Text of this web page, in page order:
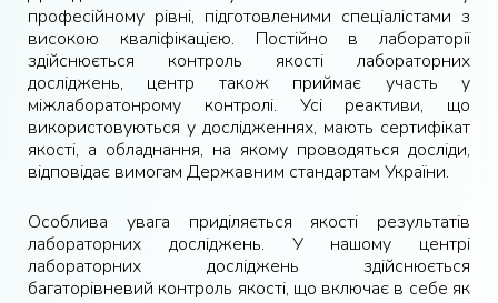
професійному рівні, підготовленими спеціалістами з
високою кваліфікацією. Постійно в лабораторії
здійснюється контроль якості лабораторних
досліджень, центр також приймає участь у
міжлаборатонрому контролі. Усі реактиви, що
використовуються у дослідженнях, мають сертифікат
якості, а обладнання, на якому проводяться досліди,
відповідає вимогам Державним стандартам України.
Особлива увага приділяється якості результатів
лабораторних досліджень. У нашому центрі
лабораторних досліджень здійснюється
багаторівневий контроль якості, що включає в себе як